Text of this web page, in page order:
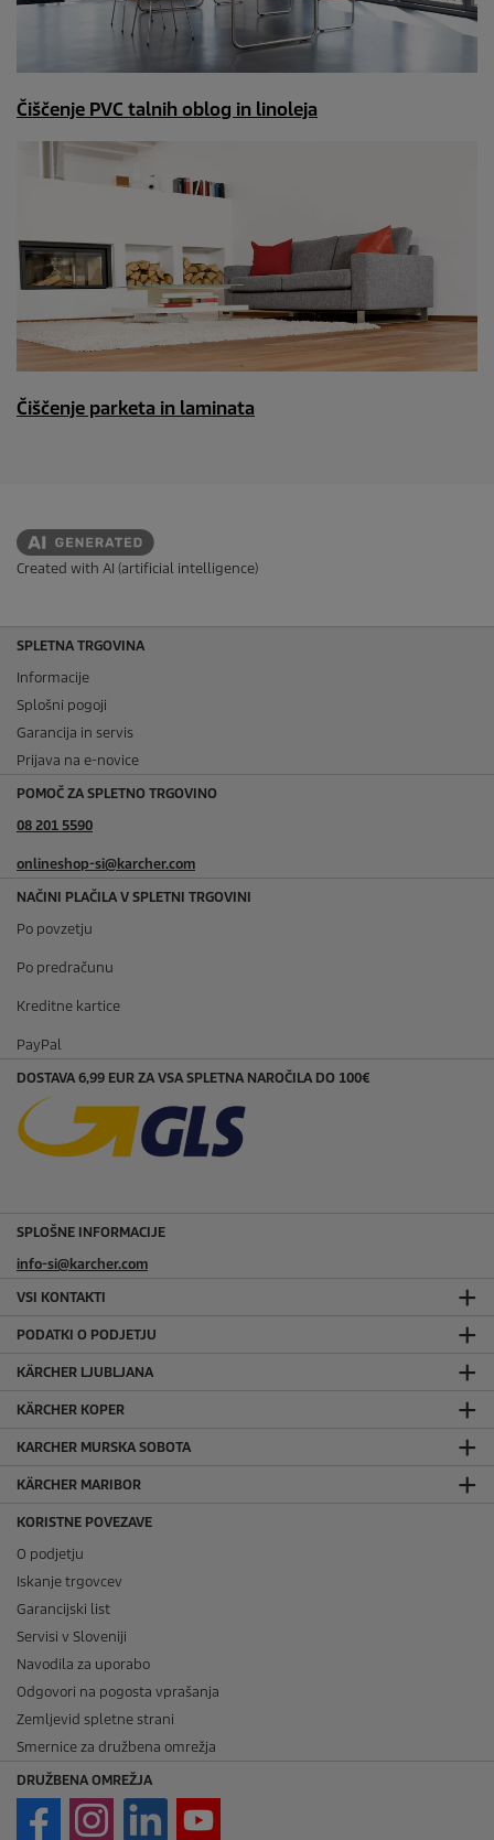
Čiščenje PVC talnih oblog in linoleja
Čiščenje parketa in laminata
Created with AI (artificial intelligence)
SPLETNA TRGOVINA
Informacije
Splošni pogoji
Garancija in servis
Prijava na e-novice
POMOČ ZA SPLETNO TRGOVINO
08 201 5590
onlineshop-si@karcher.com
NAČINI PLAČILA V SPLETNI TRGOVINI
Po povzetju
Po predračunu
Kreditne kartice
PayPal
DOSTAVA 6,99 EUR ZA VSA SPLETNA NAROČILA DO 100€
SPLOŠNE INFORMACIJE
info-si@karcher.com
VSI KONTAKTI
PODATKI O PODJETJU
KÄRCHER LJUBLJANA
KÄRCHER KOPER
KARCHER MURSKA SOBOTA
KÄRCHER MARIBOR
KORISTNE POVEZAVE
O podjetju
Iskanje trgovcev
Garancijski list
Servisi v Sloveniji
Navodila za uporabo
Odgovori na pogosta vprašanja
Zemljevid spletne strani
Smernice za družbena omrežja
DRUŽBENA OMREŽJA